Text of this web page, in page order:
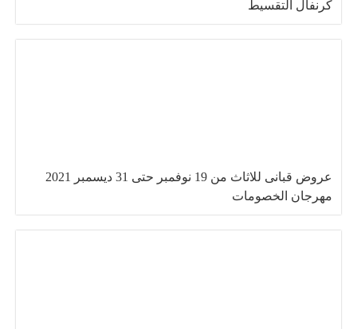
كرنفال التقسيط
عروض قبانى للاثاث من 19 نوفمبر حتى 31 ديسمبر 2021
مهرجان الخصومات